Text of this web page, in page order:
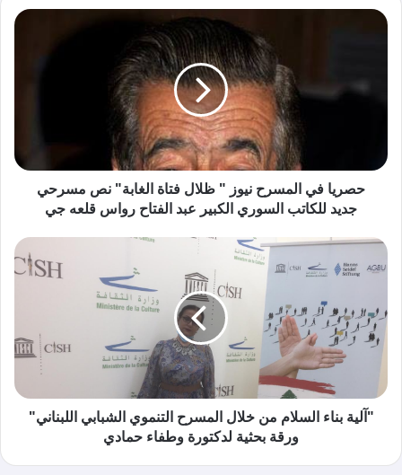
ب
حصريا في المسرح نيوز " ظلال فتاة الغابة" نص مسرحي
جديد للكاتب السوري الكبير عبد الفتاح رواس قلعه جي
"آلية بناء السلام من خلال المسرح التنموي الشبابي اللبناني"
ورقة بحثية لدكتورة وطفاء حمادي